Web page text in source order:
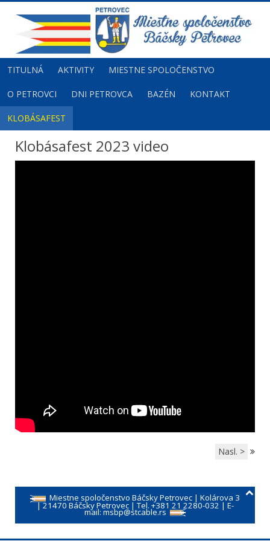
TITULNÁ AKTIVITY MIESTNE SPOLOČENSTVO
O PETROVCI DNI PETROVCA BAZÉN KONTAKT
KLOBÁSAFEST
Klobásafest 2023 video
Nasl. >
Miestne spoločenstvo Báčsky Petrovec | Kolárova 3
| 21470 Báčsky Petrovec | Tel. +381 21 2280-032 | E-
mail:msbp@stcable.rs